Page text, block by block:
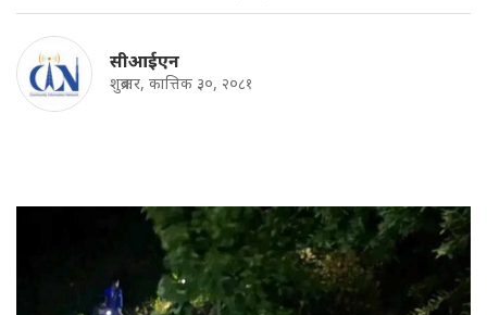
सीआईएन
शुक्रबार, कात्तिक ३०, २०८१